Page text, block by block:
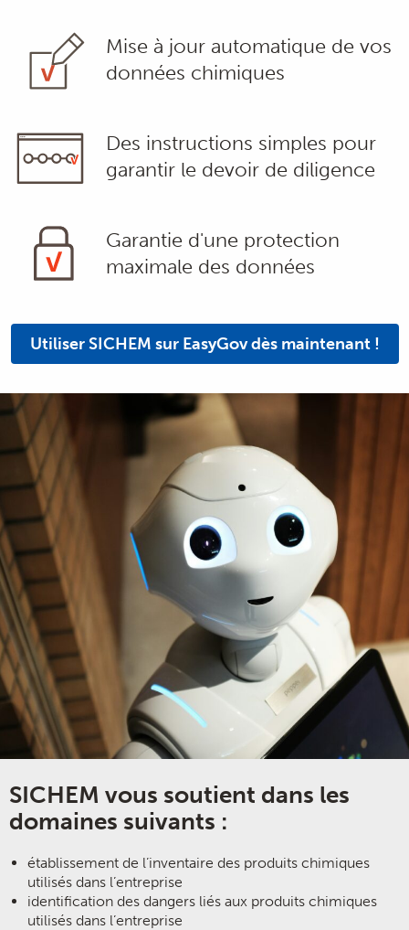
Mise à jour automatique de vos
données chimiques
Des instructions simples pour
garantir le devoir de diligence
Garantie d'une protection
maximale des données
Utiliser SICHEM sur EasyGov dès maintenant !
SICHEM vous soutient dans les
domaines suivants :
établissement de l’inventaire des produits chimiques
utilisés dans l’entreprise
identification des dangers liés aux produits chimiques
utilisés dans l’entreprise